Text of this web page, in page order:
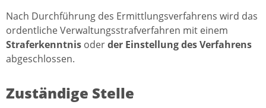
Nach Durchführung des Ermittlungsverfahrens wird das
ordentliche Verwaltungsstrafverfahren mit einem
Straferkenntnis oderder Einstellung des Verfahrens
abgeschlossen.
Zuständige Stelle